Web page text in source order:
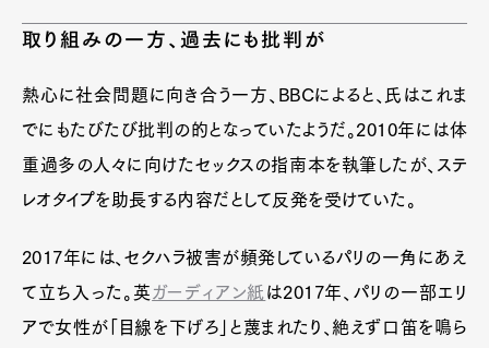
取り組みの一方、過去にも批判が
熱心に社会問題に向き合う一方、BBCによると、氏はこれま
でにもたびたび批判の的となっていたようだ。2010年には体
重過多の人々に向けたセックスの指南本を執筆したが、ステ
レオタイプを助長する内容だとして反発を受けていた。
2017年には、セクハラ被害が頻発しているパリの一角にあえ
て立ち入った。英 ガーディアン紙 は2017年、パリの一部エリ
アで女性が「目線を下げろ」と蔑まれたり、絶えず口笛を鳴ら